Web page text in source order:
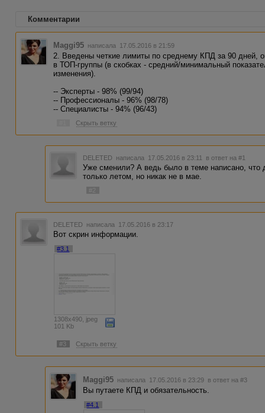
Комментарии
Maggi95 написала 17.05.2016 в 21:59
2. Введены четкие лимиты по среднему КПД за 90 дней,
в ТОП-группы (в скобках - средний/минимальный
изменения).
-- Эксперты - 98% (99/94)
-- Профессионалы - 96% (98/78)
-- Специалисты - 94% (96/43)
Скрыть ветку
DELETED написала 17.05.2016 в 23:11 в ответ на #1
Уже сменили? А ведь было в теме написано, что
только летом, но никак не в мае.
#2
DELETED написала 17.05.2016 в 23:17
Вот скрин информации.
#3.1
1308x490, jpeg
101 Kb
#3 Скрыть ветку
Maggi95 написала 17.05.2016 в 23:29 в ответ на #3
Вы путаете КПД и обязательность.
#4.1